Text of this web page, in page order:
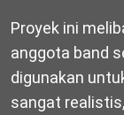
Proyek ini
anggota band
digunakan
sangat